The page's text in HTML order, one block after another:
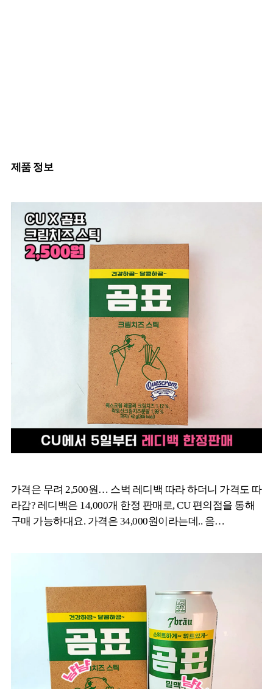
제품 정보
가격은 무려 2,500원… 스벅 레디백 따라 하더니 가격도 따
라감? 레디백은 14,000개 한정 판매로, CU 편의점을 통해
구매 가능하대요. 가격은 34,000원이라는데.. 음…